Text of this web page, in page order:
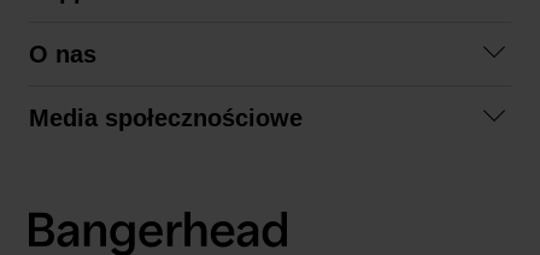
Regulamin zakupów
O nas
Zrównoważony rozwój
Media społecznościowe
LinkedIn